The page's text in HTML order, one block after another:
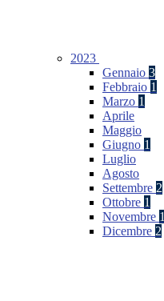
2023
Gennaio 3
Febbraio 1
Marzo 1
Aprile
Maggio
Giugno 1
Luglio
Agosto
Settembre 2
Ottobre 1
Novembre 1
Dicembre 2